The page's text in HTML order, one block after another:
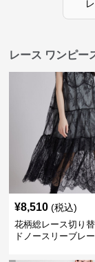
レース ワンピー
¥8,510 (税込)
花柄総レース切り
ドノースリーブレ